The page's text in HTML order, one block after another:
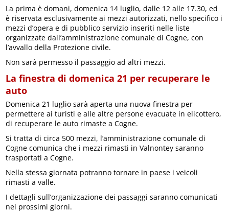
La prima è domani, domenica 14 luglio, dalle 12 alle 17.30, ed
è riservata esclusivamente ai mezzi autorizzati, nello specifico i
mezzi d’opera e di pubblico servizio inseriti nelle liste
organizzate dall’amministrazione comunale di Cogne, con
l’avvallo della Protezione civile.
Non sarà permesso il passaggio ad altri mezzi.
La finestra di domenica 21 per recuperare le
auto
Domenica 21 luglio sarà aperta una nuova finestra per
permettere ai turisti e alle altre persone evacuate in elicottero,
di recuperare le auto rimaste a Cogne.
Si tratta di circa 500 mezzi, l’amministrazione comunale di
Cogne comunica che i mezzi rimasti in Valnontey saranno
trasportati a Cogne.
Nella stessa giornata potranno tornare in paese i veicoli
rimasti a valle.
I dettagli sull’organizzazione dei passaggi saranno comunicati
nei prossimi giorni.